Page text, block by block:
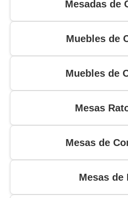
Mesadas de
Muebles de
Muebles de
Mesas
Mesas de
Mesas de